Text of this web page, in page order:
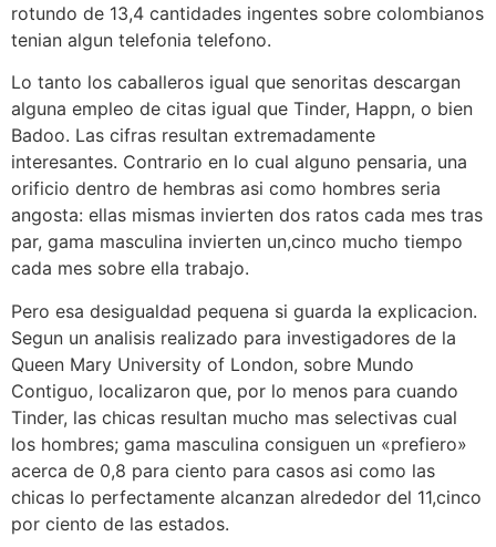
rotundo de 13,4 cantidades ingentes sobre colombianos
tenian algun telefonia telefono.
Lo tanto los caballeros igual que senoritas descargan
alguna empleo de citas igual que Tinder, Happn, o bien
Badoo. Las cifras resultan extremadamente
interesantes. Contrario en lo cual alguno pensaria, una
orificio dentro de hembras asi­ como hombres seri­a
angosta: ellas mismas invierten dos ratos cada mes tras
par, gama masculina invierten un,cinco mucho tiempo
cada mes sobre ella trabajo.
Pero esa desigualdad pequena si guarda la explicacion.
Segun un analisis realizado para investigadores de la
Queen Mary University of London, sobre Mundo
Contiguo, localizaron que, por lo menos para cuando
Tinder, las chicas resultan mucho mas selectivas cual
los hombres; gama masculina consiguen un «prefiero»
acerca de 0,8 para ciento para casos asi­ como las
chicas lo perfectamente alcanzan alrededor del 11,cinco
por ciento de las estados.